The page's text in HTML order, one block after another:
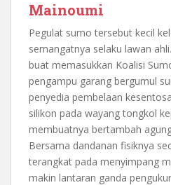
Mainoumi
Pegulat sumo tersebut kecil
semangatnya selaku lawan
buat memasukkan Koalisi
pengampu garang bergumul
penyedia pembelaan
silikon pada wayang tongkol
membuatnya bertambah
Bersama dandanan fisiknya
terangkat pada menyimpang
makin lantaran ganda